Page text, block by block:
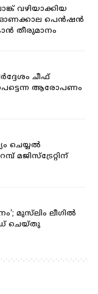
വഴിയാക്കിയ
ഓണക്കാല പെൻഷൻ
തീരുമാനം
ചീഫ്
ആരോപണം
ചെയ്യല്‍
മജിസ്ട്രേറ്റിന്
മുസ്‌ലിം ലീഗില്‍
ചെയ്തു